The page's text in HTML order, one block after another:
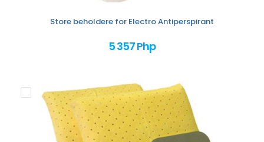
Store beholdere for Electro Antiperspirant
5 357 Php